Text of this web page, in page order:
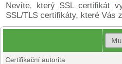
Nevíte, který SSL certifikát
SSL/TLS certifikáty, které Vás
Certifikační autorita